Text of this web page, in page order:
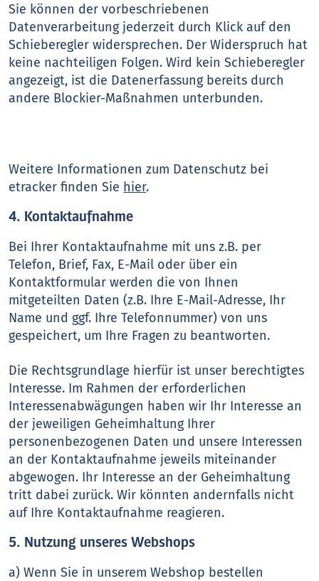
Sie können der vorbeschriebenen
Datenverarbeitung jederzeit durch Klick auf den
Schieberegler widersprechen. Der Widerspruch hat
keine nachteiligen Folgen. Wird kein Schieberegler
angezeigt, ist die Datenerfassung bereits durch
andere Blockier-Maßnahmen unterbunden.
Weitere Informationen zum Datenschutz bei
etracker finden Sie hier.
4. Kontaktaufnahme
Bei Ihrer Kontaktaufnahme mit uns z.B. per
Telefon, Brief, Fax, E-Mail oder über ein
Kontaktformular werden die von Ihnen
mitgeteilten Daten (z.B. Ihre E-Mail-Adresse, Ihr
Name und ggf. Ihre Telefonnummer) von uns
gespeichert, um Ihre Fragen zu beantworten.
Die Rechtsgrundlage hierfür ist unser berechtigtes
Interesse. Im Rahmen der erforderlichen
Interessenabwägungen haben wir Ihr Interesse an
der jeweiligen Geheimhaltung Ihrer
personenbezogenen Daten und unsere Interessen
an der Kontaktaufnahme jeweils miteinander
abgewogen. Ihr Interesse an der Geheimhaltung
tritt dabei zurück. Wir könnten andernfalls nicht
auf Ihre Kontaktaufnahme reagieren.
5. Nutzung unseres Webshops
a) Wenn Sie in unserem Webshop bestellen